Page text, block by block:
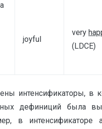
joyful
very
(LDCE)
интенсификаторы, в
дефиниций была
в интенсификаторе